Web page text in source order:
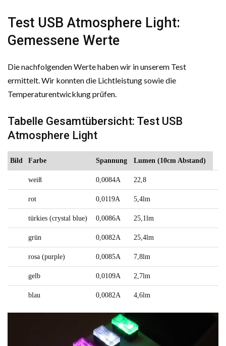
Test USB Atmosphere Light:
Gemessene Werte
Die nachfolgenden Werte haben wir in unserem Test
ermittelt. Wir konnten die Lichtleistung sowie die
Temperaturentwicklung prüfen.
Tabelle Gesamtübersicht: Test USB
Atmosphere Light
Bild Farbe Spannung Lumen (10cm Abstand)
weiß 0,0084A 22,8
rot 0,0119A 5,4lm
türkies (crystal blue) 0,0086A 25,1lm
grün 0,0082A 25,4lm
rosa (purple) 0,0085A 7,8lm
gelb 0,0109A 2,7lm
blau 0,0082A 4,6lm